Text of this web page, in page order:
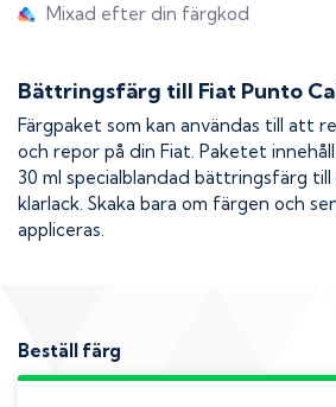
Mixad efter din färgkod
Bättringsfärg till Fiat Punto
Färgpaket som kan användas till att
och repor på din Fiat. Paketet
30 ml specialblandad bättringsfärg till
klarlack. Skaka bara om färgen och
appliceras.
Beställ färg